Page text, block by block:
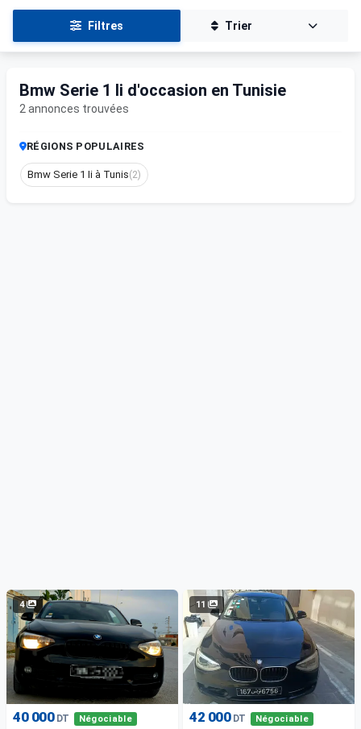
Filtres Trier
Bmw Serie 1 Ii d'occasion en Tunisie
2 annonces trouvées
RÉGIONS POPULAIRES
Bmw Serie 1 Ii à Tunis(2)
4
40 000 DT Négociable
11
42 000 DT Négociable